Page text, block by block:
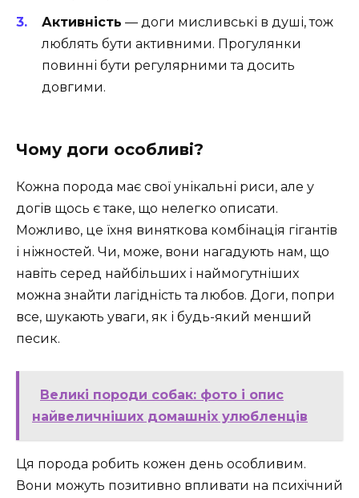
Активність — доги мисливські в душі, тож
люблять бути активними. Прогулянки
повинні бути регулярними та досить
довгими.
Чому доги особливі?
Кожна порода має свої унікальні риси, але у
догів щось є таке, що нелегко описати.
Можливо, це їхня виняткова комбінація гігантів
і ніжностей. Чи, може, вони нагадують нам, що
навіть серед найбільших і наймогутніших
можна знайти лагідність та любов. Доги, попри
все, шукають уваги, як і будь-який менший
песик.
Великі породи собак: фото і опис
найвеличніших домашніх улюбленців
Ця порода робить кожен день особливим.
Вони можуть позитивно впливати на психічний